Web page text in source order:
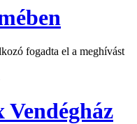
fogadta el a meghívást